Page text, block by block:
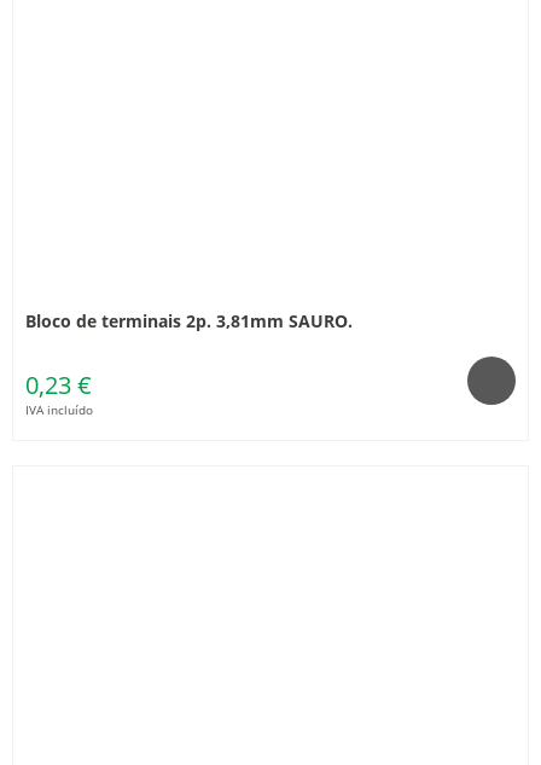
Bloco de terminais 2p. 3,81mm SAURO.
0,23 €
IVA incluído